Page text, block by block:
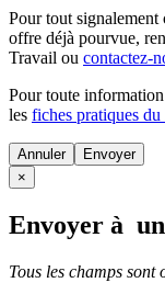
Pour tout signalement
offre déjà pourvue,
Travail ou contactez-
Pour toute
les fiches pratiques
Annuler
×
Envoyer à
Tous les champs sont